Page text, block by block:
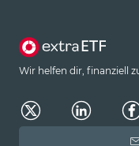
Wir helfen dir, finanziell